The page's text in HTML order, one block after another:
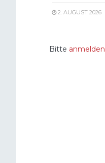
2. AUGUST 2026
Bitte anmelden